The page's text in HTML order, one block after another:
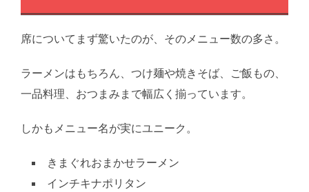
席についてまず驚いたのが、そのメニュー数の多さ。
ラーメンはもちろん、つけ麺や焼きそば、ご飯もの、
一品料理、おつまみまで幅広く揃っています。
しかもメニュー名が実にユニーク。
きまぐれおまかせラーメン
インチキナポリタン